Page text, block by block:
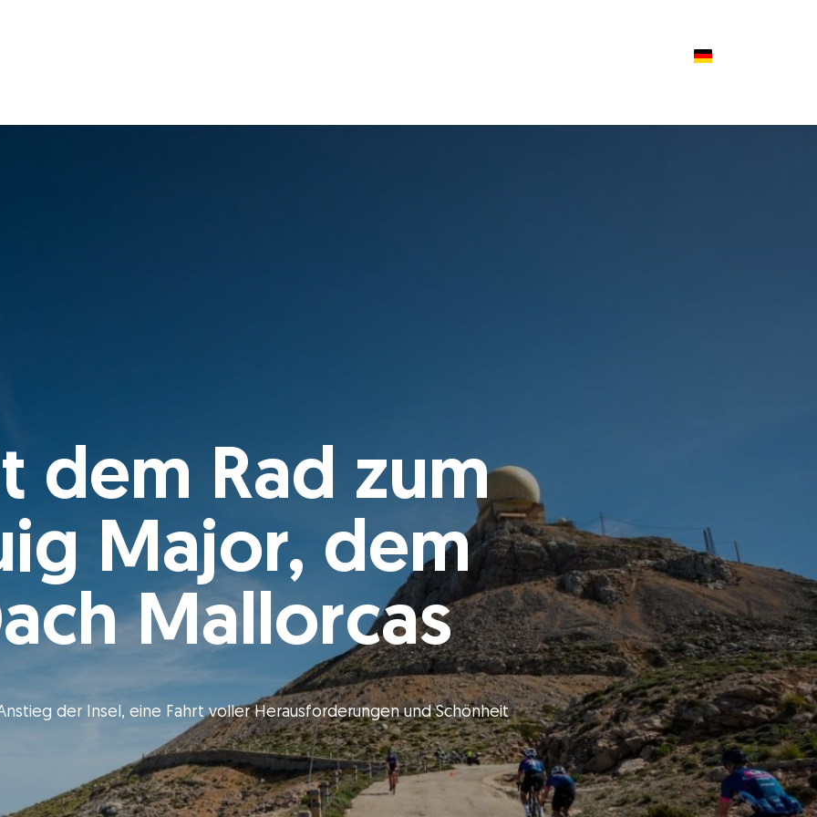
zum Schließen
dem Rad zum
Major, dem
Mallorcas
der Insel, eine Fahrt voller Herausforderungen und Schönheit